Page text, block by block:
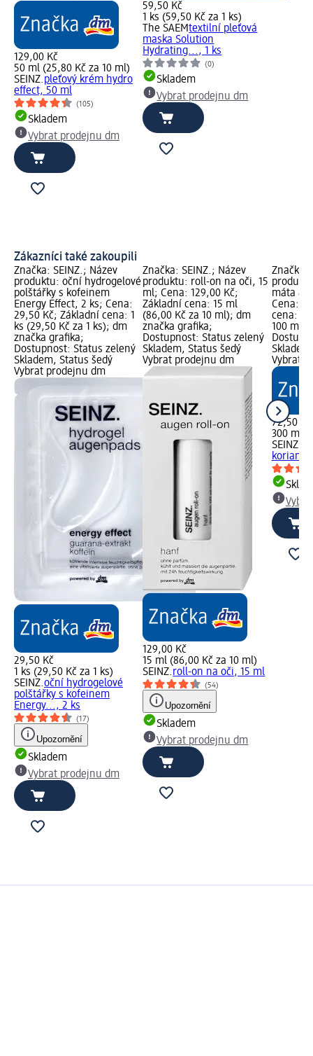
129,00 Kč
50 ml (25,80 Kč za 10 ml)
SEINZ.pleťový krém hydro
effect, 50 ml
(105)
Skladem
Vybrat prodejnu dm
59,50 Kč
1 ks (59,50 Kč za 1 ks)
The SAEMtextilní pleťová
maska Solution
Hydrating..., 1 ks
(0)
Skladem
Vybrat prodejnu dm
Zákazníci také zakoupili
Značka: SEINZ.; Název
produktu: oční hydrogelové
polštářky s kofeinem
Energy Effect, 2 ks; Cena:
29,50 Kč; Základní cena: 1
ks (29,50 Kč za 1 ks); dm
značka grafika;
Dostupnost: Status zelený
Skladem, Status šedý
Vybrat prodejnu dm
29,50 Kč
1 ks (29,50 Kč za 1 ks)
SEINZ.oční hydrogelové
polštářky s kofeinem
Energy..., 2 ks
(17)
Upozornění
Skladem
Vybrat prodejnu dm
Značka: SEINZ.; Název
produktu: roll-on na oči, 15
ml; Cena: 129,00 Kč;
Základní cena: 15 ml
(86,00 Kč za 10 ml); dm
značka grafika;
Dostupnost: Status zelený
Skladem, Status šedý
Vybrat prodejnu dm
129,00 Kč
15 ml (86,00 Kč za 10 ml)
SEINZ.roll-on na oči, 15 ml
(54)
Upozornění
Skladem
Vybrat prodejnu dm
Značka:
máta &
Cena:
cena:
100 ml);
Vybrat
72,50 Kč
300 ml
SEINZ.